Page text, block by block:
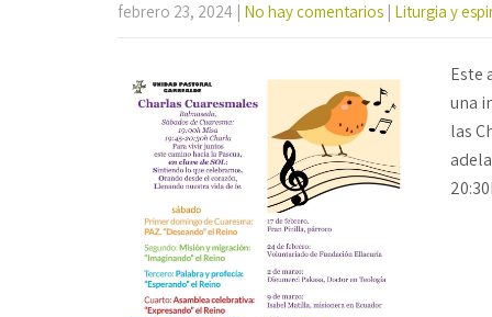
febrero 23, 2024 No hay comentarios Liturgia y
Este
una
las